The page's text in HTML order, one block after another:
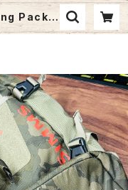
Pack |
MARLIN